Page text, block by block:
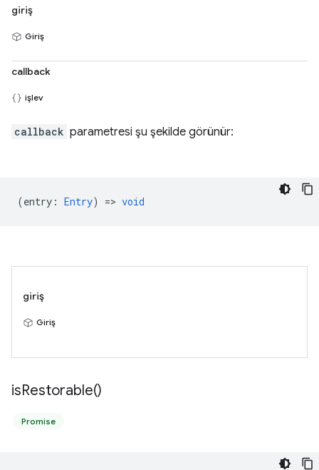
giriş
Giriş
callback
işlev
callback parametresi şu şekilde görünür:
(entry : Entry) => void
giriş
Giriş
isRestorable()
Promise